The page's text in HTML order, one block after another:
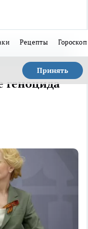
Рецепты Гороскоп
Принять
геноцида